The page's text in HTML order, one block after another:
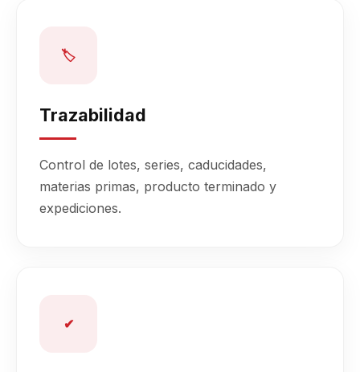
🏷
Trazabilidad
Control de lotes, series, caducidades,
materias primas, producto terminado y
expediciones.
✔